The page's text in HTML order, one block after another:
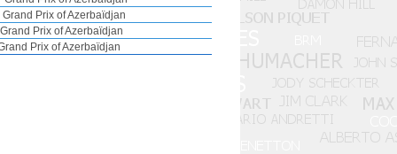
Grand Prix of Azerbaïdjan
Prix of Azerbaïdjan
Prix of Azerbaïdjan